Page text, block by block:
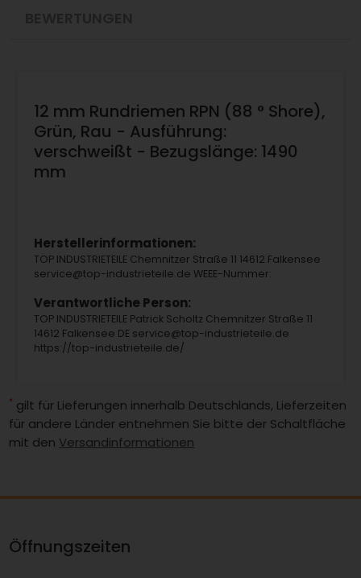
12 mm Rundriemen RPN (88 ° Shore),
Grün, Rau - Ausführung:
verschweißt - Bezugslänge: 1490
mm
Herstellerinformationen:
TOP INDUSTRIETEILE Chemnitzer Straße 11 14612 Falkensee
service@top-industrieteile.de WEEE-Nummer:
Verantwortliche Person:
TOP INDUSTRIETEILE Patrick Scholtz Chemnitzer Straße 11
14612 Falkensee DE service@top-industrieteile.de
https://top-industrieteile.de/
* gilt für Lieferungen innerhalb Deutschlands, Lieferzeiten
für andere Länder entnehmen Sie bitte der Schaltfläche
mit den Versandinformationen
Öffnungszeiten